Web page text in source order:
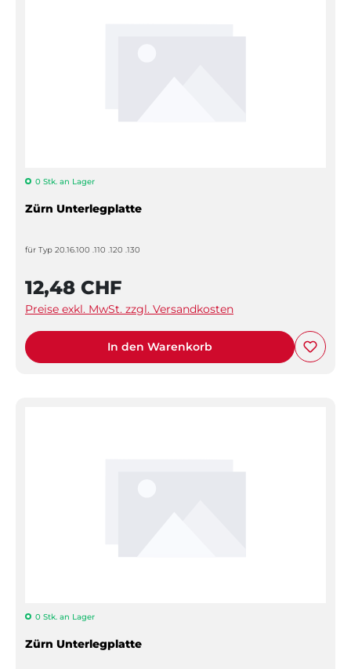
0 Stk. an Lager
Zürn Unterlegplatte
für Typ 20.16.100 .110 .120 .130
12,48 CHF
Preise exkl. MwSt. zzgl. Versandkosten
In den Warenkorb
0 Stk. an Lager
Zürn Unterlegplatte